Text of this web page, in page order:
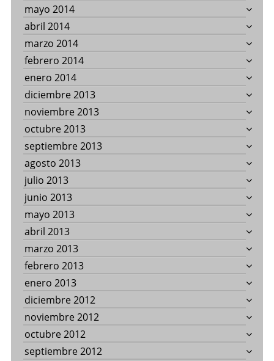
mayo 2014
abril 2014
marzo 2014
febrero 2014
enero 2014
diciembre 2013
noviembre 2013
octubre 2013
septiembre 2013
agosto 2013
julio 2013
junio 2013
mayo 2013
abril 2013
marzo 2013
febrero 2013
enero 2013
diciembre 2012
noviembre 2012
octubre 2012
septiembre 2012